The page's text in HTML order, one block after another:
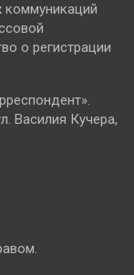
коммуникаций
о регистрации
Василия Кучера,